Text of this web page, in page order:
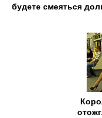
будете смеяться